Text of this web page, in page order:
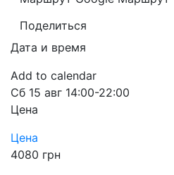
Поделиться
Дата и время
Add to calendar
Сб 15 авг 14:00-22:00
Цена
Цена
4080 грн